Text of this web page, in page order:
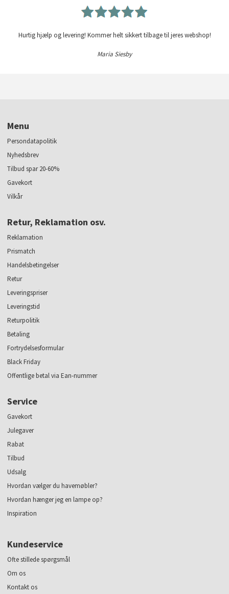
Hurtig hjælp og levering! Kommer helt sikkert tilbage til jeres webshop!
Maria Siesby
Menu
Persondatapolitik
Nyhedsbrev
Tilbud spar 20-60%
Gavekort
Vilkår
Retur, Reklamation osv.
Reklamation
Prismatch
Handelsbetingelser
Retur
Leveringspriser
Leveringstid
Returpolitik
Betaling
Fortrydelsesformular
Black Friday
Offentlige betal via Ean-nummer
Service
Gavekort
Julegaver
Rabat
Tilbud
Udsalg
Hvordan vælger du havemøbler?
Hvordan hænger jeg en lampe op?
Inspiration
Kundeservice
Ofte stillede spørgsmål
Om os
Kontakt os